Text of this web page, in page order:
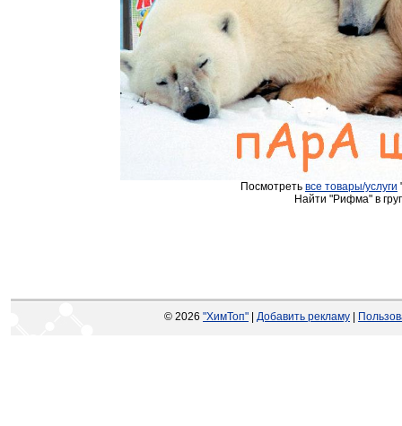
Посмотреть все товары/услуги
Найти "Рифма" в
© 2026 "ХимТоп" Добавить рекламу